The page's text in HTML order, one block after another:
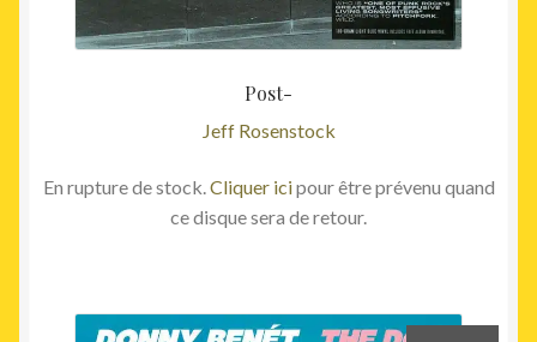
Post-
Jeff Rosenstock
En rupture de stock.Cliquer icipour être prévenu quand
ce disque sera de retour.